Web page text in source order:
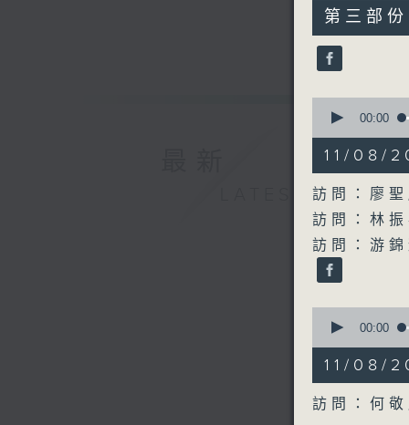
51
minutes,
50
seconds
90%
第三部
seconds
41
minutes,
19
seconds
90%
00:00
11/08/
訪問：廖
訪問：林
訪問：游
seconds
15
minutes,
13
seconds
90%
00:00
11/08/
訪問：何